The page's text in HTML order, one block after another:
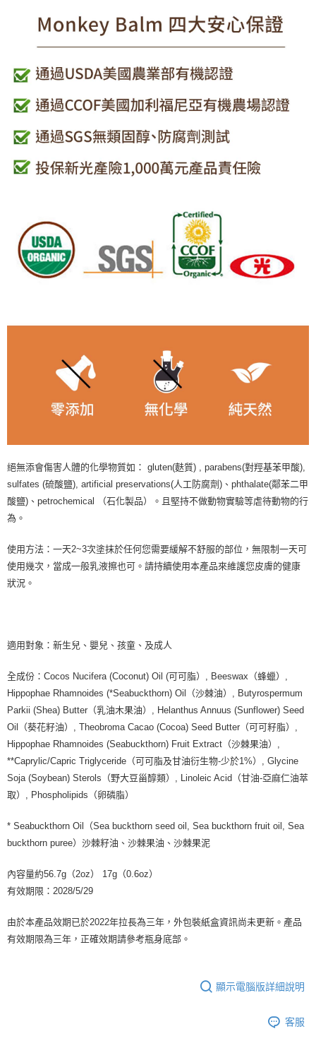
絕無添會傷害人體的化學物質如： gluten(麩質) , parabens(對羥基苯甲酸),
sulfates (硫酸鹽), artificial preservations(人工防腐劑)、phthalate(鄰苯二甲
酸鹽)、petrochemical （石化製品）。且堅持不做動物實驗等虐待動物的行
為。
使用方法：一天2~3次塗抹於任何您需要緩解不舒服的部位，無限制一天可
使用幾次，當成一般乳液擦也可。請持續使用本產品來維護您皮膚的健康
狀況。
適用對象：新生兒、嬰兒、孩童、及成人
全成份：Cocos Nucifera (Coconut) Oil (可可脂）, Beeswax（蜂蠟）,
Hippophae Rhamnoides (*Seabuckthorn) Oil（沙棘油）, Butyrospermum
Parkii (Shea) Butter（乳油木果油）, Helanthus Annuus (Sunflower) Seed
Oil（葵花籽油）, Theobroma Cacao (Cocoa) Seed Butter（可可籽脂）,
Hippophae Rhamnoides (Seabuckthorn) Fruit Extract（沙棘果油）,
**Caprylic/Capric Triglyceride（可可脂及甘油衍生物-少於1%）, Glycine
Soja (Soybean) Sterols（野大豆甾醇類）, Linoleic Acid（甘油-亞麻仁油萃
取）, Phospholipids（卵磷脂）
* Seabuckthorn Oil（Sea buckthorn seed oil, Sea buckthorn fruit oil, Sea
buckthorn puree）沙棘籽油、沙棘果油、沙棘果泥
內容量約56.7g（2oz） 17g（0.6oz）
有效期限：2028/5/29
由於本產品效期已於2022年拉長為三年，外包裝紙盒資訊尚未更新。產品
有效期限為三年，正確效期請參考瓶身底部。
顯示電腦版詳細說明
客服